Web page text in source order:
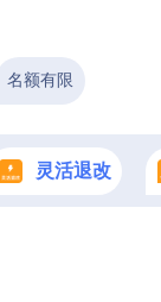
名额有限
灵活退改